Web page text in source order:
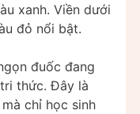
xanh. Viền dưới
đỏ nổi bật.
đuốc đang
thức. Đây là
chỉ học sinh